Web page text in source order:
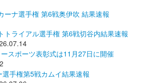
ーナ選手権 第6戦奥伊吹 結果速報
トライアル選手権 第6戦切谷内結果速報
スポーツ表彰式は11月27日に開催
手権第5戦カムイ結果速報